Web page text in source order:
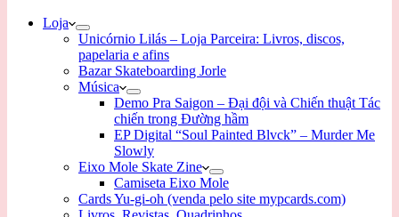
Loja
Unicórnio Lilás – Loja Parceira: Livros, discos,
papelaria e afins
Bazar Skateboarding Jorle
Música
Demo Pra Saigon – Đại đội và Chiến thuật Tác
chiến trong Đường hầm
EP Digital “Soul Painted Blvck” – Murder Me
Slowly
Eixo Mole Skate Zine
Camiseta Eixo Mole
Cards Yu-gi-oh (venda pelo site mypcards.com)